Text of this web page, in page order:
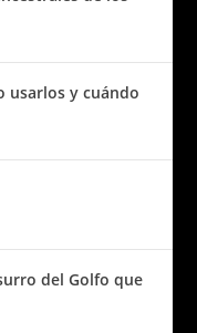
usarlos y cuándo
del Golfo que